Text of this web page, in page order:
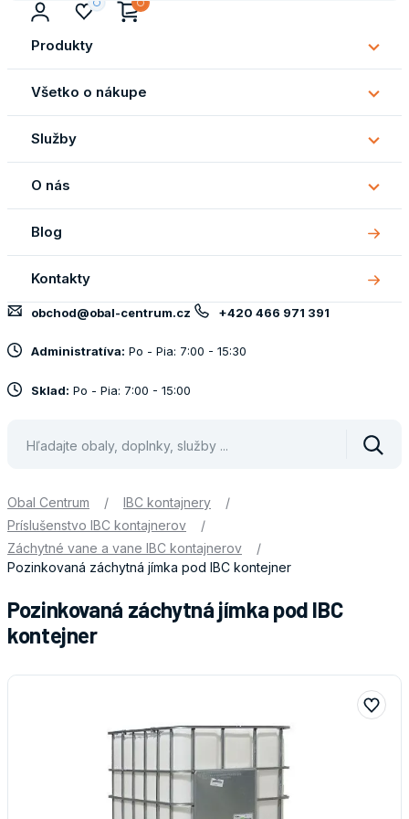
Produkty
Všetko o nákupe
o
Služby
O nás
O
nás
Blog
Kontakty
obchod@obal-centrum.cz +420 466 971 391
Administratíva: Po - Pia: 7:00 - 15:30
Sklad: Po - Pia: 7:00 - 15:00
Obal Centrum / IBC kontajnery
/
Príslušenstvo IBC kontajnerov
/
Záchytné vane a vane IBC kontajnerov
/
Pozinkovaná záchytná jímka pod IBC kontejner
Pozinkovaná záchytná jímka pod IBC
kontejner